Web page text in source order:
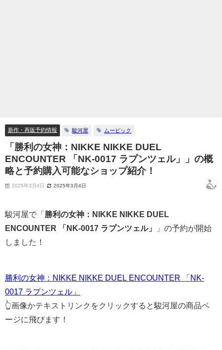
新作・再販予約情報 駿河屋 ムービック
「勝利の女神：NIKKE NIKKE DUEL
ENCOUNTER 「NK-0017 ラプンツェル」」の概
略と予約購入可能なショップ紹介！
2025年3月4日 2025年3月4日
駿河屋で「 勝利の女神：NIKKE NIKKE DUEL
ENCOUNTER 「NK-0017 ラプンツェル」
」の予約が開始
しました！
勝利の女神：NIKKE NIKKE DUEL ENCOUNTER 「NK-
0017 ラプンツェル」
👆画像かテキストリンクをクリックすると駿河屋の商品ペ
ージに飛びます！